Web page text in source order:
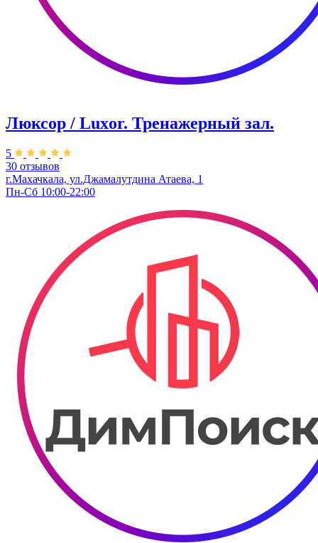
Люксор / Luxor. Тренажерный зал.
5
30 отзывов
г.Махачкала, ул.Джамалутдина Атаева, 1
Пн-Сб 10:00-22:00